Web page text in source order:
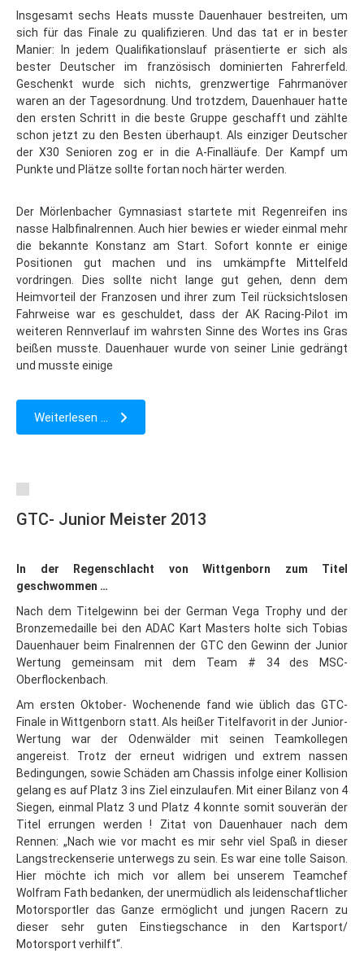
Insgesamt sechs Heats musste Dauenhauer bestreiten, um
sich für das Finale zu qualifizieren. Und das tat er in bester
Manier: In jedem Qualifikationslauf präsentierte er sich als
bester Deutscher im französisch dominierten Fahrerfeld.
Geschenkt wurde sich nichts, grenzwertige Fahrmanöver
waren an der Tagesordnung. Und trotzdem, Dauenhauer hatte
den ersten Schritt in die beste Gruppe geschafft und zählte
schon jetzt zu den Besten überhaupt. Als einziger Deutscher
der X30 Senioren zog er in die A-Finalläufe. Der Kampf um
Punkte und Plätze sollte fortan noch härter werden.
Der Mörlenbacher Gymnasiast startete mit Regenreifen ins
nasse Halbfinalrennen. Auch hier bewies er wieder einmal mehr
die bekannte Konstanz am Start. Sofort konnte er einige
Positionen gut machen und ins umkämpfte Mittelfeld
vordringen. Dies sollte nicht lange gut gehen, denn dem
Heimvorteil der Franzosen und ihrer zum Teil rücksichtslosen
Fahrweise war es geschuldet, dass der AK Racing-Pilot im
weiteren Rennverlauf im wahrsten Sinne des Wortes ins Gras
beißen musste. Dauenhauer wurde von seiner Linie gedrängt
und musste einige
Weiterlesen ...
GTC- Junior Meister 2013
In der Regenschlacht von Wittgenborn zum Titel
geschwommen …
Nach dem Titelgewinn bei der German Vega Trophy und der
Bronzemedaille bei den ADAC Kart Masters holte sich Tobias
Dauenhauer beim Finalrennen der GTC den Gewinn der Junior
Wertung gemeinsam mit dem Team # 34 des MSC-
Oberflockenbach.
Am ersten Oktober- Wochenende fand wie üblich das GTC-
Finale in Wittgenborn statt. Als heißer Titelfavorit in der Junior-
Wertung war der Odenwälder mit seinen Teamkollegen
angereist. Trotz der erneut widrigen und extrem nassen
Bedingungen, sowie Schäden am Chassis infolge einer Kollision
gelang es auf Platz 3 ins Ziel einzulaufen. Mit einer Bilanz von 4
Siegen, einmal Platz 3 und Platz 4 konnte somit souverän der
Titel errungen werden ! Zitat von Dauenhauer nach dem
Rennen: „Nach wie vor macht es mir sehr viel Spaß in dieser
Langstreckenserie unterwegs zu sein. Es war eine tolle Saison.
Hier möchte ich mich vor allem bei unserem Teamchef
Wolfram Fath bedanken, der unermüdlich als leidenschaftlicher
Motorsportler das Ganze ermöglicht und jungen Racern zu
dieser sehr guten Einstiegschance in den Kartsport/
Motorsport verhilft“.